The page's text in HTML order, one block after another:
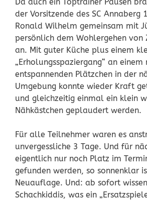
der Vorsitzende des SC Annaberg
Ronald Wilhelm gemeinsam mit
persönlich dem Wohlergehen von
an. Mit guter Küche plus einem
„Erholungsspaziergang“ an einem
entspannenden Plätzchen in der
Umgebung konnte wieder Kraft
und gleichzeitig einmal ein klein
Nähkästchen geplaudert werden.
Für alle Teilnehmer waren es
unvergessliche 3 Tage. Und für
eigentlich nur noch Platz im
gefunden werden, so sonnenklar
Neuauflage. Und: ab sofort
Schachkiddis, was ein